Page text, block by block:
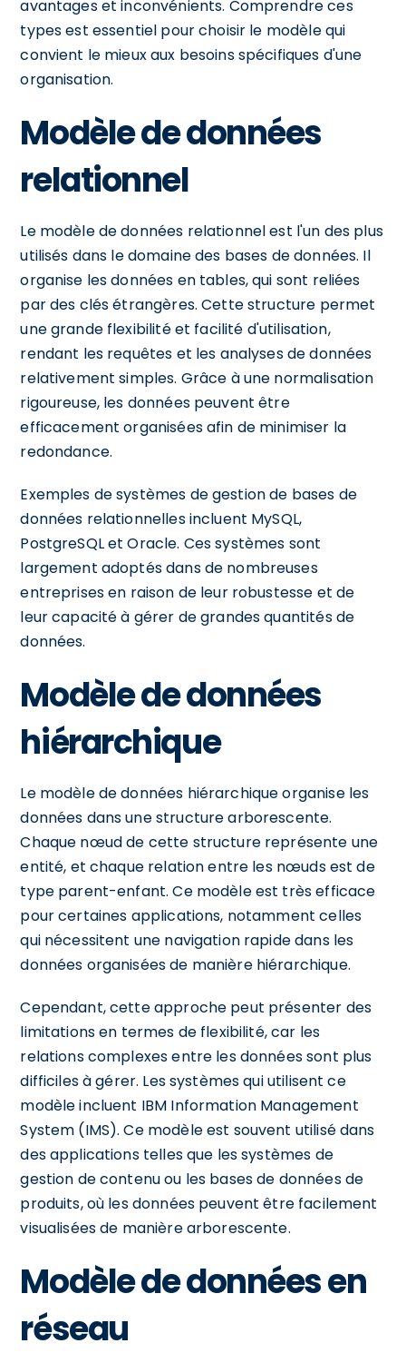
avantages et inconvénients. Comprendre ces
types est essentiel pour choisir le modèle qui
convient le mieux aux besoins spécifiques d'une
organisation.
Modèle de données
relationnel
Le modèle de données relationnel est l'un des plus
utilisés dans le domaine des bases de données. Il
organise les données en tables, qui sont reliées
par des clés étrangères. Cette structure permet
une grande flexibilité et facilité d'utilisation,
rendant les requêtes et les analyses de données
relativement simples. Grâce à une normalisation
rigoureuse, les données peuvent être
efficacement organisées afin de minimiser la
redondance.
Exemples de systèmes de gestion de bases de
données relationnelles incluent MySQL,
PostgreSQL et Oracle. Ces systèmes sont
largement adoptés dans de nombreuses
entreprises en raison de leur robustesse et de
leur capacité à gérer de grandes quantités de
données.
Modèle de données
hiérarchique
Le modèle de données hiérarchique organise les
données dans une structure arborescente.
Chaque nœud de cette structure représente une
entité, et chaque relation entre les nœuds est de
type parent-enfant. Ce modèle est très efficace
pour certaines applications, notamment celles
qui nécessitent une navigation rapide dans les
données organisées de manière hiérarchique.
Cependant, cette approche peut présenter des
limitations en termes de flexibilité, car les
relations complexes entre les données sont plus
difficiles à gérer. Les systèmes qui utilisent ce
modèle incluent IBM Information Management
System (IMS). Ce modèle est souvent utilisé dans
des applications telles que les systèmes de
gestion de contenu ou les bases de données de
produits, où les données peuvent être facilement
visualisées de manière arborescente.
Modèle de données en
réseau